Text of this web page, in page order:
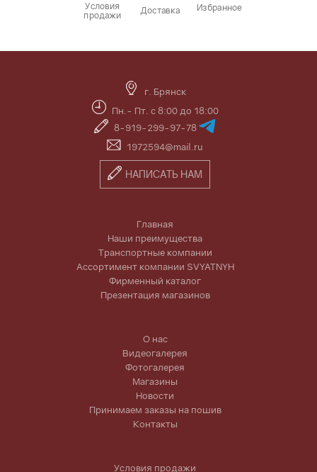
Условия
продажи Доставка Избранное
г. Брянск
Пн.- Пт. с 8:00 до 18:00
8-919-299-97-78
1972594@mail.ru
НАПИСАТЬ НАМ
Главная
Наши преимущества
Транспортные компании
Ассортимент компании SVYATNYH
Фирменный каталог
Презентация магазинов
О нас
Видеогалерея
Фотогалерея
Магазины
Новости
Принимаем заказы на пошив
Контакты
Условия продажи